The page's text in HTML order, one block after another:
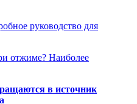
руководство для
отжиме? Наиболее
в источник